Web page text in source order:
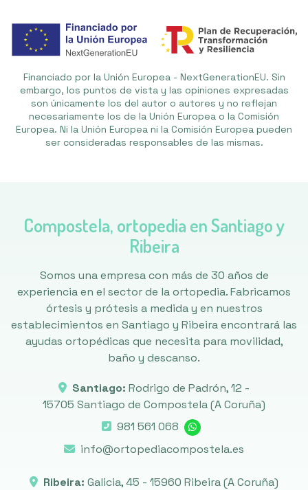
Financiado por la Unión Europea - NextGenerationEU. Sin
embargo, los puntos de vista y las opiniones expresadas
son únicamente los del autor o autores y no reflejan
necesariamente los de la Unión Europea o la Comisión
Europea. Ni la Unión Europea ni la Comisión Europea pueden
ser consideradas responsables de las mismas.
Compostela, ortopedia en Santiago y
Ribeira
Somos una empresa con más de 30 años de
experiencia en el sector de la ortopedia. Fabricamos
órtesis y prótesis a medida y en nuestros
establecimientos en Santiago y Ribeira encontrará las
ayudas ortopédicas que necesita para movilidad,
baño y descanso.
Santiago: Rodrigo de Padrón, 12 -
15705 Santiago de Compostela(A Coruña)
981 561 068
info@ortopediacompostela.es
Ribeira: Galicia, 45 - 15960 Ribeira(A Coruña)